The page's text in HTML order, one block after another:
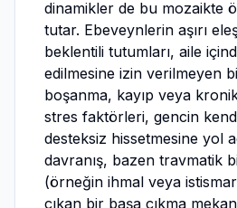
dinamikler de bu mozaikte
tutar. Ebeveynlerin aşırı
beklentili tutumları, aile
edilmesine izin verilmeyen
boşanma, kayıp veya
stres faktörleri, gencin
desteksiz hissetmesine yol
davranış, bazen travmatik
(örneğin ihmal veya
çıkan bir başa çıkma